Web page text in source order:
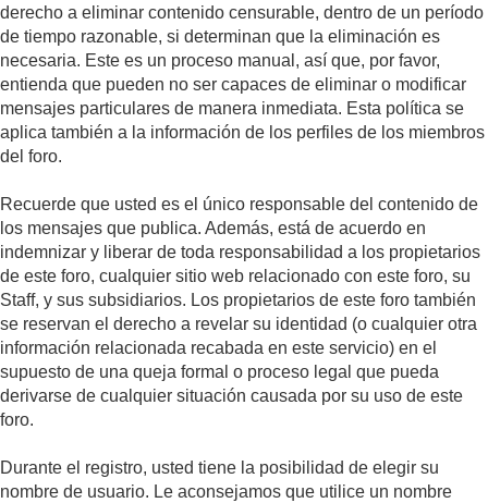
derecho a eliminar contenido censurable, dentro de un período
de tiempo razonable, si determinan que la eliminación es
necesaria. Este es un proceso manual, así que, por favor,
entienda que pueden no ser capaces de eliminar o modificar
mensajes particulares de manera inmediata. Esta política se
aplica también a la información de los perfiles de los miembros
del foro.
Recuerde que usted es el único responsable del contenido de
los mensajes que publica. Además, está de acuerdo en
indemnizar y liberar de toda responsabilidad a los propietarios
de este foro, cualquier sitio web relacionado con este foro, su
Staff, y sus subsidiarios. Los propietarios de este foro también
se reservan el derecho a revelar su identidad (o cualquier otra
información relacionada recabada en este servicio) en el
supuesto de una queja formal o proceso legal que pueda
derivarse de cualquier situación causada por su uso de este
foro.
Durante el registro, usted tiene la posibilidad de elegir su
nombre de usuario. Le aconsejamos que utilice un nombre